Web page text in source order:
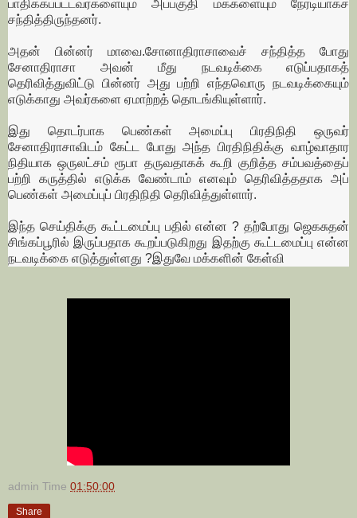
பாதிக்கப்பட்டவர்களையும் அப்பகுதி மக்களையும் நேரடியாகச்
சந்தித்திருந்தனர்.
அதன் பின்னர் மாவை.சோனாதிராசாவைச் சந்தித்த போது
சேனாதிராசா அவன் மீது நடவடிக்கை எடுப்பதாகத்
தெரிவித்துவிட்டு பின்னர் அது பற்றி எந்தவொரு நடவடிக்கையும்
எடுக்காது அவர்களை ஏமாற்றத் தொடங்கியுள்ளார்.
இது தொடர்பாக பெண்கள் அமைப்பு பிரதிநிதி ஒருவர்
சேனாதிராசாவிடம் கேட்ட போது அந்த பிரதிநிதிக்கு வாழ்வாதார
நிதியாக ஒருலட்சம் ரூபா தருவதாகக் கூறி குறித்த சம்பவத்தைப்
பற்றி கருத்தில் எடுக்க வேண்டாம் எனவும் தெரிவித்ததாக அப்
பெண்கள் அமைப்புப் பிரதிநிதி தெரிவித்துள்ளார்.
இந்த செய்திக்கு கூட்டமைப்பு பதில் என்ன ? தற்போது ஜெகசுதன்
சிங்கப்பூரில் இருப்பதாக கூறப்படுகிறது இதற்கு கூட்டமைப்பு என்ன
நடவடிக்கை எடுத்துள்ளது ?இதுவே மக்களின் கேள்வி
admin Time 01:50:00
Share